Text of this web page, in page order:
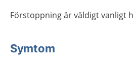
Förstoppning är väldigt vanligt
Symtom